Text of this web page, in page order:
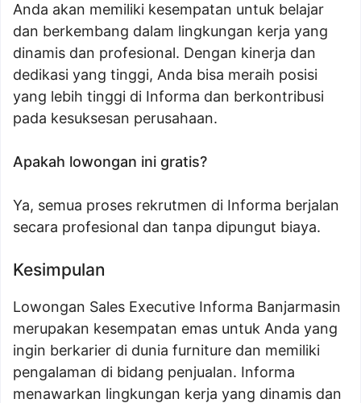
Anda akan memiliki kesempatan untuk belajar
dan berkembang dalam lingkungan kerja yang
dinamis dan profesional. Dengan kinerja dan
dedikasi yang tinggi, Anda bisa meraih posisi
yang lebih tinggi di Informa dan berkontribusi
pada kesuksesan perusahaan.
Apakah lowongan ini gratis?
Ya, semua proses rekrutmen di Informa berjalan
secara profesional dan tanpa dipungut biaya.
Kesimpulan
Lowongan Sales Executive Informa Banjarmasin
merupakan kesempatan emas untuk Anda yang
ingin berkarier di dunia furniture dan memiliki
pengalaman di bidang penjualan. Informa
menawarkan lingkungan kerja yang dinamis dan